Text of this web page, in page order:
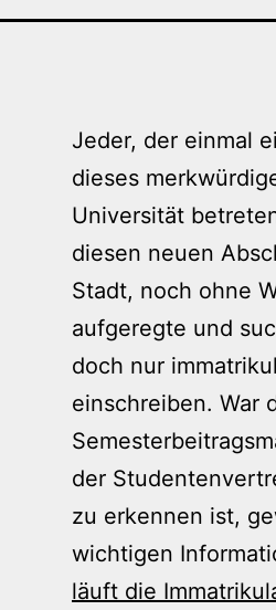
Jeder, der einmal
dieses
Universität
diesen neuen
Stadt, noch ohne
aufgeregte und
doch nur
einschreiben. War
der
zu erkennen ist,
wichtigen
läuft die